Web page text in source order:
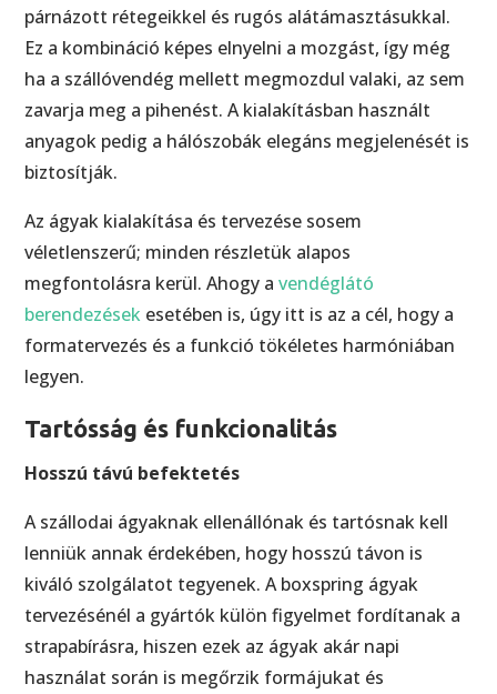
párnázott rétegeikkel és rugós alátámasztásukkal.
Ez a kombináció képes elnyelni a mozgást, így még
ha a szállóvendég mellett megmozdul valaki, az sem
zavarja meg a pihenést. A kialakításban használt
anyagok pedig a hálószobák elegáns megjelenését is
biztosítják.
Az ágyak kialakítása és tervezése sosem
véletlenszerű; minden részletük alapos
megfontolásra kerül. Ahogy avendéglátó
berendezések esetében is, úgy itt is az a cél, hogy a
formatervezés és a funkció tökéletes harmóniában
legyen.
Tartósság és funkcionalitás
Hosszú távú befektetés
A szállodai ágyaknak ellenállónak és tartósnak kell
lenniük annak érdekében, hogy hosszú távon is
kiváló szolgálatot tegyenek. A boxspring ágyak
tervezésénél a gyártók külön figyelmet fordítanak a
strapabírásra, hiszen ezek az ágyak akár napi
használat során is megőrzik formájukat és